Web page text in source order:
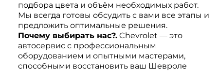
подбора цвета и объём необходимых работ.
Мы всегда готовы обсудить с вами все этапы и
предложить оптимальные решения.
Почему выбирать нас?.Chevrolet — это
автосервис с профессиональным
оборудованием и опытными мастерами,
способными восстановить ваш Шевроле